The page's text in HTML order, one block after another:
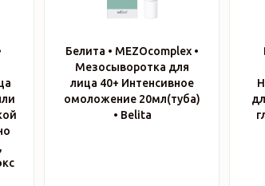
Белита • MEZOcomplex •
Мезосыворотка для
лица 40+ Интенсивное
омоложение 20мл(туба)
• Belita